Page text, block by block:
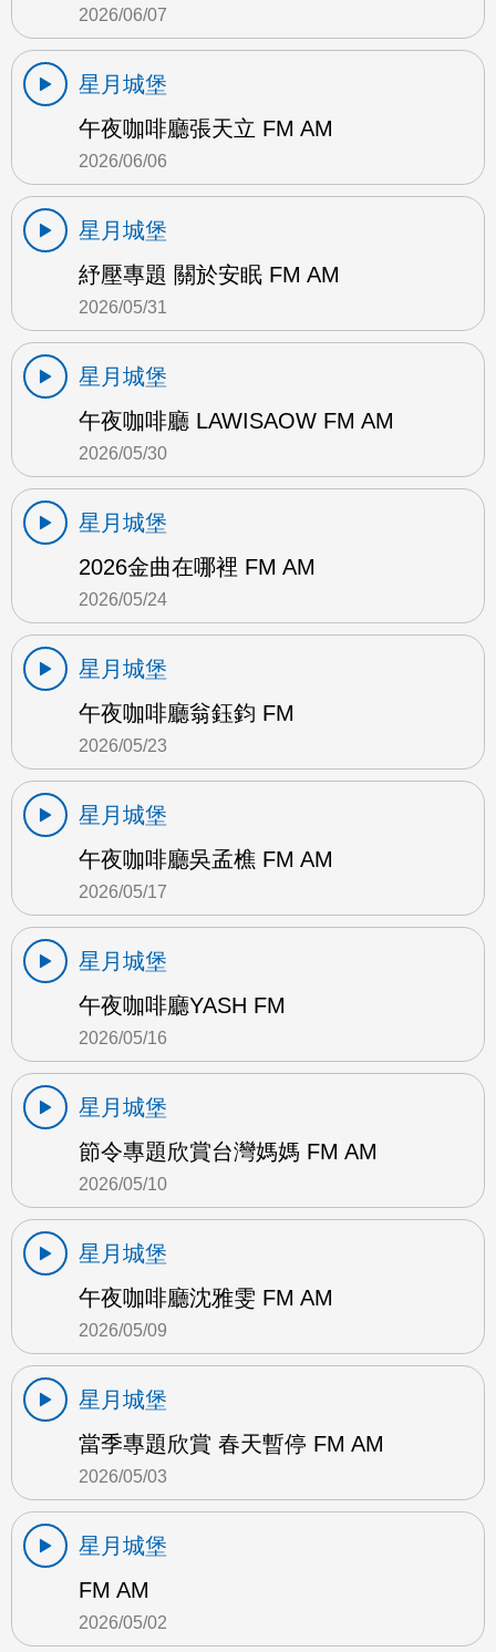
2026/06/07
星月城堡
午夜咖啡廳張天立 FM AM
2026/06/06
星月城堡
紓壓專題 關於安眠 FM AM
2026/05/31
星月城堡
午夜咖啡廳 LAWISAOW FM AM
2026/05/30
星月城堡
2026金曲在哪裡 FM AM
2026/05/24
星月城堡
午夜咖啡廳翁鈺鈞 FM
2026/05/23
星月城堡
午夜咖啡廳吳孟樵 FM AM
2026/05/17
星月城堡
午夜咖啡廳YASH FM
2026/05/16
星月城堡
節令專題欣賞台灣媽媽 FM AM
2026/05/10
星月城堡
午夜咖啡廳沈雅雯 FM AM
2026/05/09
星月城堡
當季專題欣賞 春天暫停 FM AM
2026/05/03
星月城堡
FM AM
2026/05/02